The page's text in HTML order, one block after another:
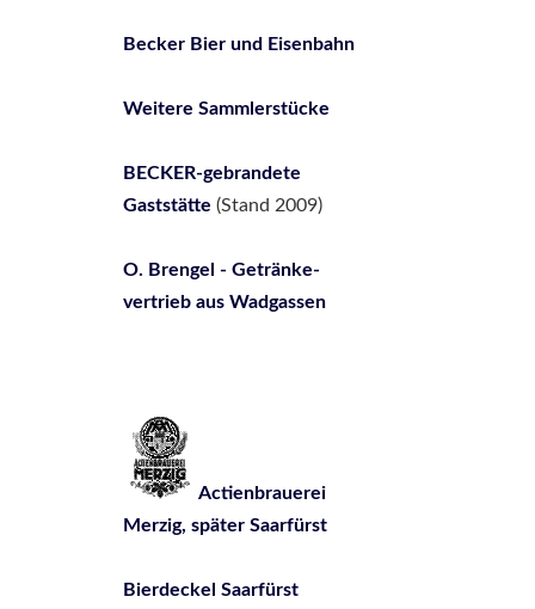
Becker Bier und Eisenbahn
Weitere Sammlerstücke
BECKER-gebrandete
Gaststätte (Stand 2009)
O. Brengel - Getränke-
vertrieb aus Wadgassen
Actienbrauerei
Merzig, später Saarfürst
Bierdeckel Saarfürst